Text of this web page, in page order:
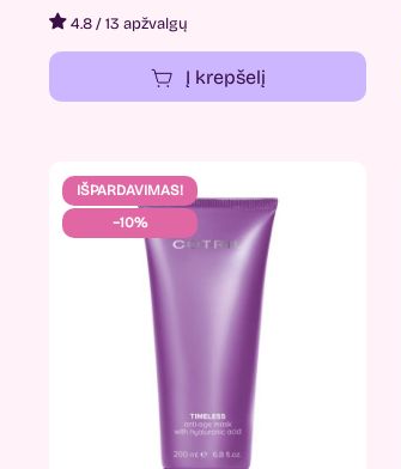
4.8/13 apžvalgų
Į krepšelį
IŠPARDAVIMAS!
−10%